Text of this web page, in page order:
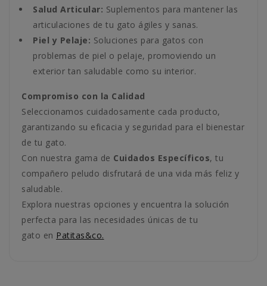
Salud Articular: Suplementos para mantener las
articulaciones de tu gato ágiles y sanas.
Piel y Pelaje: Soluciones para gatos con
problemas de piel o pelaje, promoviendo un
exterior tan saludable como su interior.
Compromiso con la Calidad
Seleccionamos cuidadosamente cada producto,
garantizando su eficacia y seguridad para el bienestar
de tu gato.
Con nuestra gama de Cuidados Específicos, tu
compañero peludo disfrutará de una vida más feliz y
saludable.
Explora nuestras opciones y encuentra la solución
perfecta para las necesidades únicas de tu
gato en Patitas&co.